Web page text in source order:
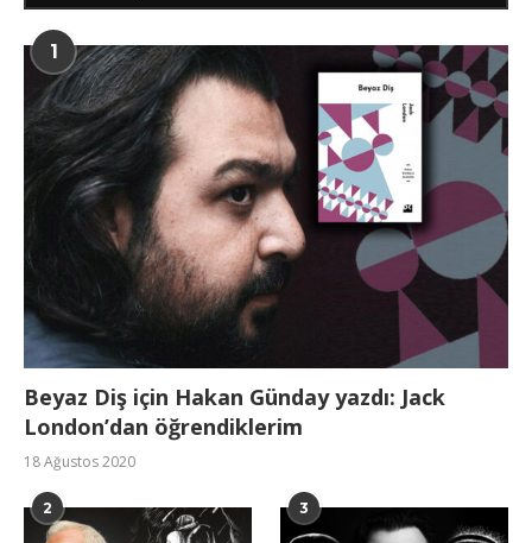
1
Beyaz Diş için Hakan Günday yazdı: Jack
London’dan öğrendiklerim
18 Ağustos 2020
2 3